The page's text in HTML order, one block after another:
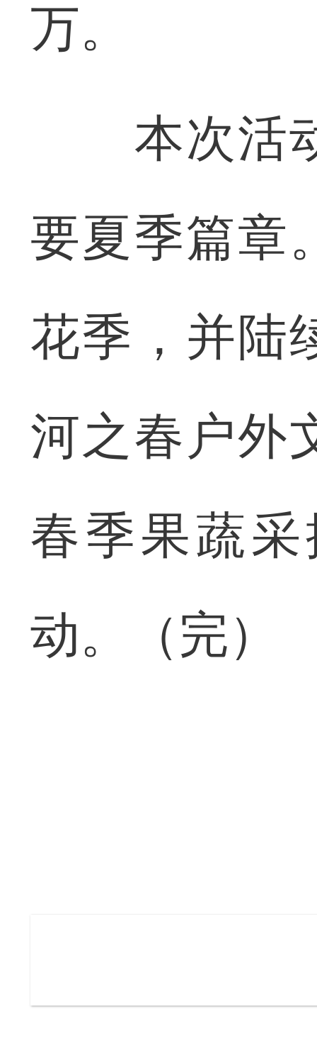
万。
本次活动
要夏季篇章
花季，并陆
河之春户外
春季果蔬
动。（完）